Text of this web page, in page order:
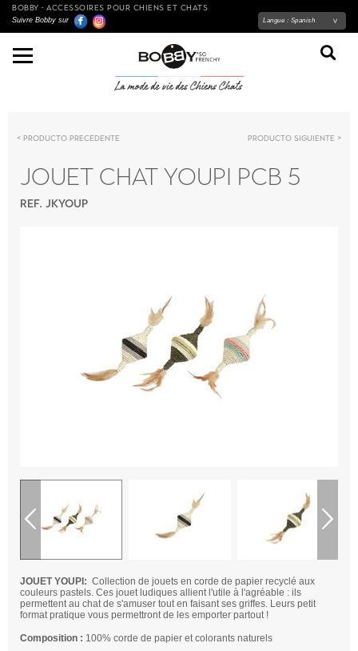
BOBBY - ACCESSOIRES POUR CHIENS ET CHATS
Suivre Bobby sur Langue : Spanish
Producto precedente Producto siguiente
JOUET CHAT YOUPI PCB 5
REF. JKYOUP
JOUET YOUPI: Collection de jouets en corde de papier recyclé aux
couleurs pastels. Ces jouet ludiques allient l'utile à l'agréable : ils
permettent au chat de s'amuser tout en faisant ses griffes. Leurs petit
format pratique vous permettront de les emporter partout !
Composition : 100% corde de papier et colorants naturels